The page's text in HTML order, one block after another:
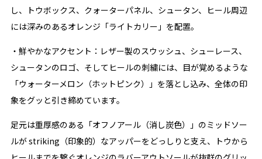
し、トウボックス、クォーターパネル、シュータン、ヒール周辺
には深みのあるオレンジ「ライトカリー」を配置。
・鮮やかなアクセント：レザー製のスウッシュ、シューレース、
シュータンのロゴ、そしてヒールの刺繍には、目が覚めるような
「ウォーターメロン（ホットピンク）」を落とし込み、全体の印
象をグッと引き締めています。
足元は重厚感のある「オフノアール（消し炭色）」のミッドソー
ルが striking（印象的）なアッパーをどっしりと支え、トウから